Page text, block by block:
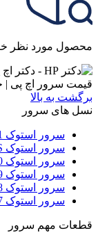
محصول مورد نظر
برگشت به بالا
نسل های سرور
سرور استوک HP G11
سرور استوک HP G10 PLUS
سرور استوک HP G10
سرور استوک HP G9
سرور استوک HP G8
سرور استوک HP G7
قطعات مهم سرور